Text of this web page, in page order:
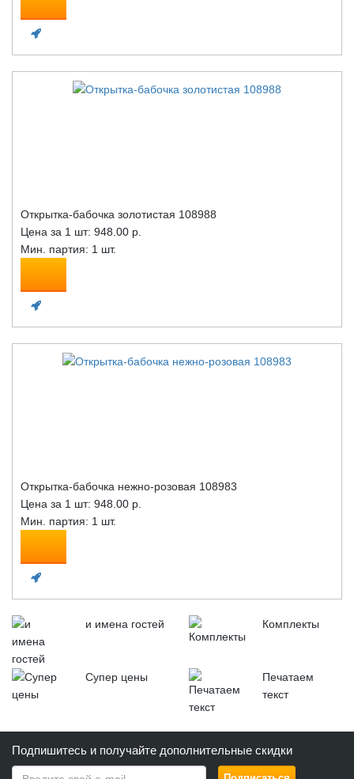
Открытка-бабочка золотистая 108988
Цена за 1 шт: 948.00 р.
Мин. партия: 1 шт.
Открытка-бабочка нежно-розовая 108983
Цена за 1 шт: 948.00 р.
Мин. партия: 1 шт.
и имена гостей Комплекты
Супер цены
Печатаем
текст
Подпишитесь и получайте дополнительные скидки